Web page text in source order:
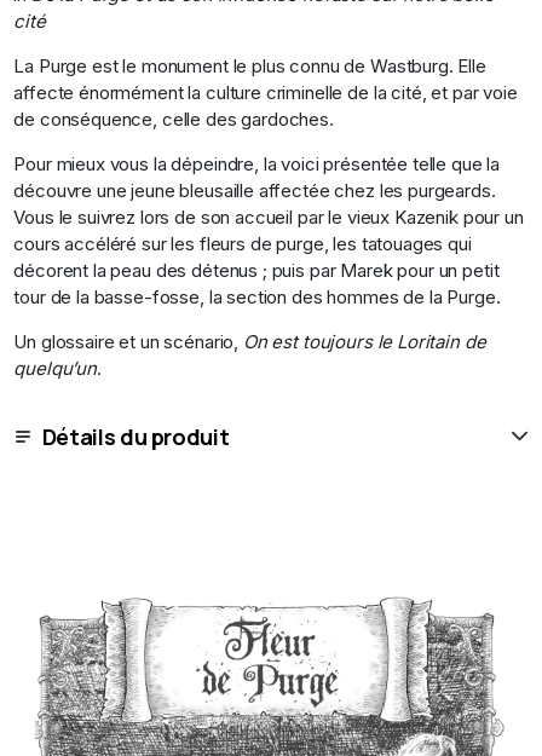
cité
La Purge est le monument le plus connu de Wastburg. Elle
affecte énormément la culture criminelle de la cité, et par voie
de conséquence, celle des gardoches.
Pour mieux vous la dépeindre, la voici présentée telle que la
découvre une jeune bleusaille affectée chez les purgeards.
Vous le suivrez lors de son accueil par le vieux Kazenik pour un
cours accéléré sur les fleurs de purge, les tatouages qui
décorent la peau des détenus ; puis par Marek pour un petit
tour de la basse-fosse, la section des hommes de la Purge.
Un glossaire et un scénario, On est toujours le Loritain de
quelqu’un.
Détails du produit